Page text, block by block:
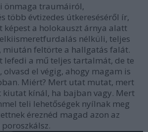
önmaga traumáiról,
több évtizedes útkereséséről ír,
képest a holokauszt árnya alatt
nélküli, teljes
miután feltörte a hallgatás falát.
lefedi a mű teljes tartalmát, de te
olvasd el végig, ahogy magam is
Miért? Mert utat mutat, mert
kiutat kínál, ha bajban vagy. Mert
teli lehetőségek nyílnak meg
éreznéd magad azon az